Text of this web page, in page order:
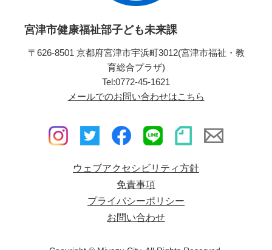
宮津市健康福祉部子ども未来課
〒626-8501 京都府宮津市宇浜町3012(宮津市福祉・教
育総合プラザ)
Tel:0772-45-1621
メールでのお問い合わせはこちら
ウェブアクセシビリティ方針
免責事項
プライバシーポリシー
お問い合わせ